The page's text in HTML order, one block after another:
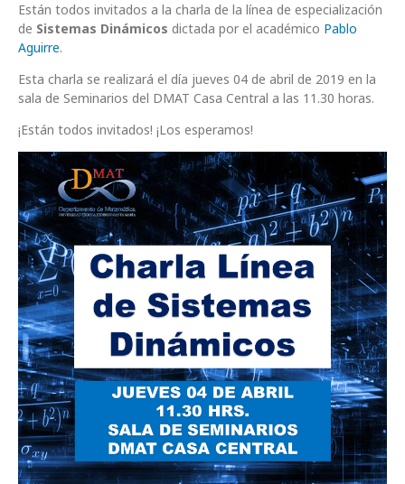
Están todos invitados a la charla de la línea de especialización
de Sistemas Dinámicos dictada por el académico Pablo
Aguirre.
Esta charla se realizará el día jueves 04 de abril de 2019 en la
sala de Seminarios del DMAT Casa Central a las 11.30 horas.
¡Están todos invitados! ¡Los esperamos!